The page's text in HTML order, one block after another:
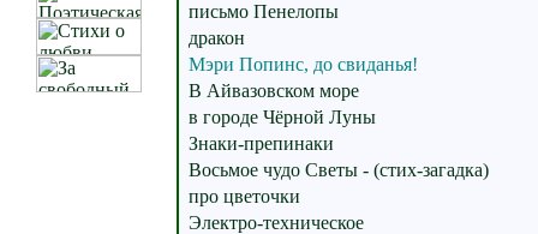
письмо Пенелопы
дракон
Мэри Попинс, до свиданья!
В Айвазовском море
в городе Чёрной Луны
Знаки-препинаки
Восьмое чудо Светы - (стих-загадка)
про цветочки
Электро-техническое